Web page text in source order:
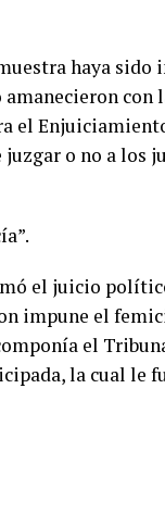
haya
el
o no a los
el juicio
impune el
el
la cual le